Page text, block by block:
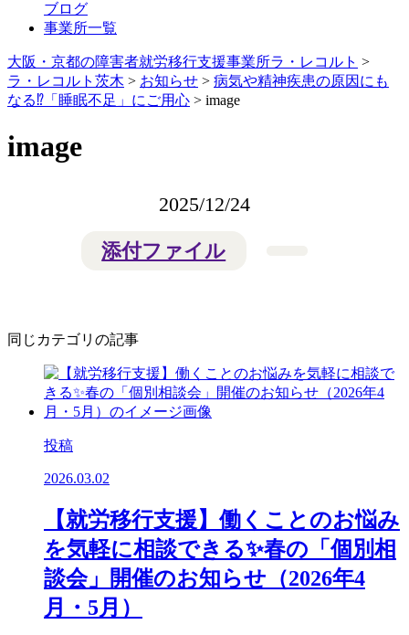
ブログ
事業所一覧
大阪・京都の障害者就労移行支援事業所ラ・レコルト >
ラ・レコルト茨木 > お知らせ > 病気や精神疾患の原因にも
なる⁉️「睡眠不足」にご用心 > image
image
2025/12/24
添付ファイル
同じカテゴリの記事
投稿
2026.03.02
【就労移行支援】働くことのお悩み
を気軽に相談できる✨春の「個別相
談会」開催のお知らせ（2026年4
月・5月）